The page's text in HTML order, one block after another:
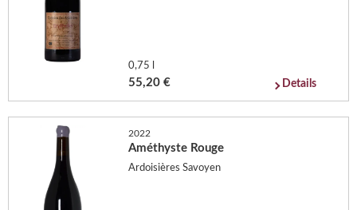
0,75 l
55,20 € Details
2022
Améthyste Rouge
Ardoisières Savoyen